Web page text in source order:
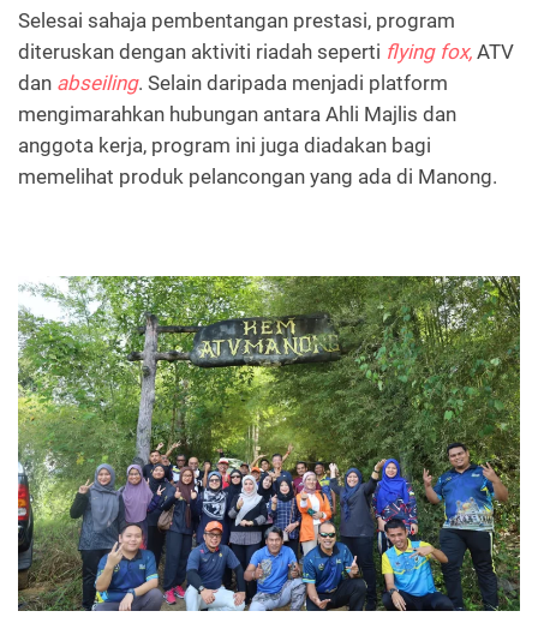
Selesai sahaja pembentangan prestasi, program
diteruskan dengan aktiviti riadah seperti flying fox, ATV
dan abseiling. Selain daripada menjadi platform
mengimarahkan hubungan antara Ahli Majlis dan
anggota kerja, program ini juga diadakan bagi
memelihat produk pelancongan yang ada di Manong.